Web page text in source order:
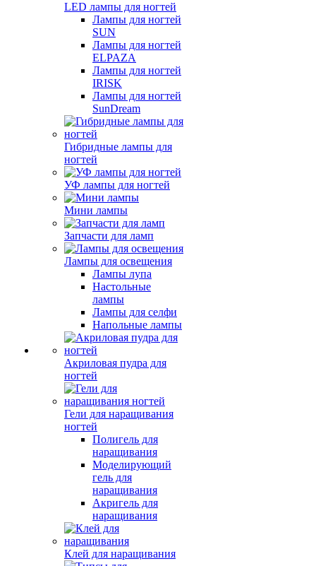
LED лампы для ногтей
Лампы для ногтей
SUN
Лампы для ногтей
ELPAZA
Лампы для ногтей
IRISK
Лампы для ногтей
SunDream
Гибридные лампы для
ногтей
УФ лампы для ногтей
Мини лампы
Запчасти для ламп
Лампы для освещения
Лампы лупа
Настольные
лампы
Лампы для селфи
Напольные лампы
Акриловая пудра для
ногтей
Гели для наращивания
ногтей
Полигель для
наращивания
Моделирующий
гель для
наращивания
Акригель для
наращивания
Клей для наращивания